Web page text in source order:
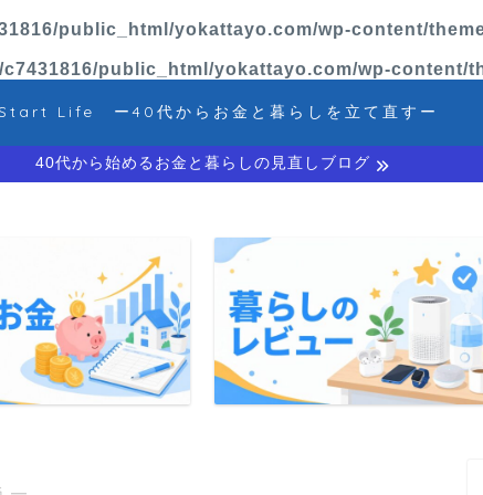
public_html/yokattayo.com/wp-content/
c7431816/public_html/yokattayo.com/wp-content/
Life ー40代からお金と暮らしを立て直すー
40代から始めるお金と暮らしの見直しブログ